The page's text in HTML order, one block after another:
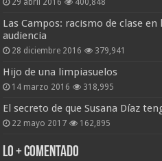
Las Campos: racismo de clase
audiencia
28 diciembre 2016 379,941
Hijo de una limpiasuelos
14 marzo 2016 318,995
El secreto de que Susana Díaz
22 mayo 2017 162,895
Lo + Comentado